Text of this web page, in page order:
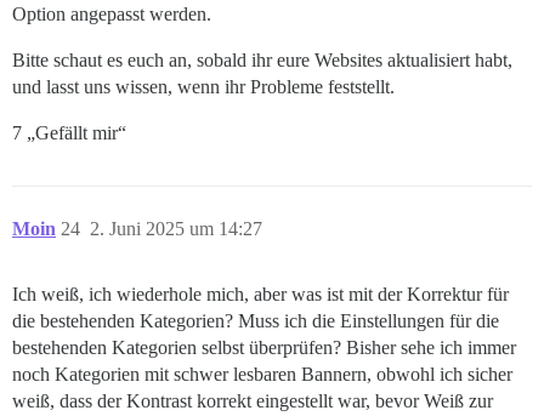
Option angepasst werden.
Bitte schaut es euch an, sobald ihr eure Websites aktualisiert habt,
und lasst uns wissen, wenn ihr Probleme feststellt.
7 „Gefällt mir“
Moin 2. Juni 2025 um 14:27
24
Ich weiß, ich wiederhole mich, aber was ist mit der Korrektur für
die bestehenden Kategorien? Muss ich die Einstellungen für die
bestehenden Kategorien selbst überprüfen? Bisher sehe ich immer
noch Kategorien mit schwer lesbaren Bannern, obwohl ich sicher
weiß, dass der Kontrast korrekt eingestellt war, bevor Weiß zur